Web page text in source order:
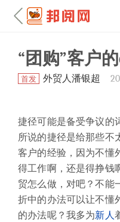
“团购”客户
首发 外贸人潘银超
捷径可能是备受争议的
所说的捷径是给那些不
客户的经验，因为不懂
得工作啊，还是得挣钱
贸怎么做，对吧？不能
折中的办法可以让不懂
的办法呢？我多为新人